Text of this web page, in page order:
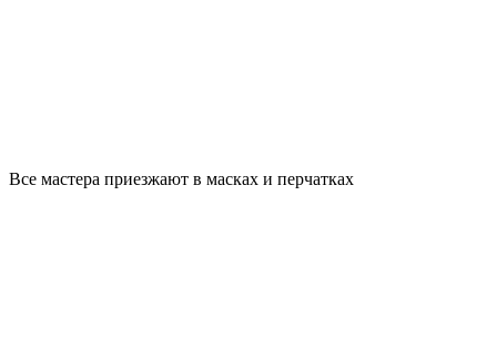
Все мастера приезжают в масках и перчатках